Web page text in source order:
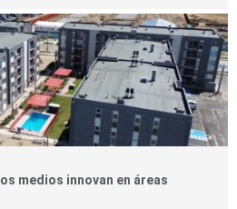
medios innovan en áreas